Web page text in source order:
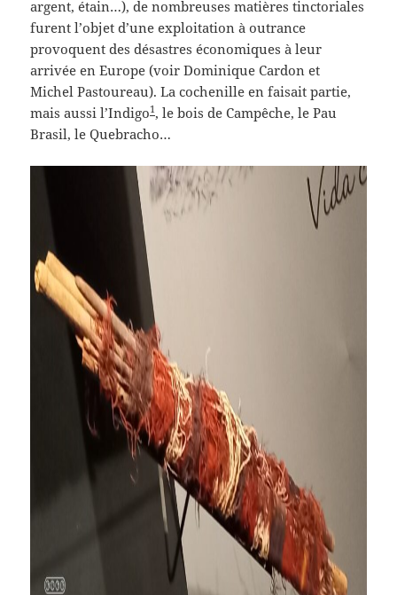
argent, étain…), de nombreuses matières tinctoriales
furent l’objet d’une exploitation à outrance
provoquent des désastres économiques à leur
arrivée en Europe (voir Dominique Cardon et
Michel Pastoureau). La cochenille en faisait partie,
mais aussi l’Indigo1, le bois de Campêche, le Pau
Brasil, le Quebracho…